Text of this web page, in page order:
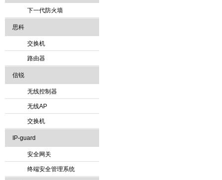
下一代防火墙
思科
交换机
路由器
信锐
无线控制器
无线AP
交换机
IP-guard
安全网关
终端安全管理系统